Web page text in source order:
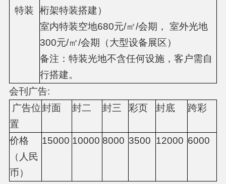
特装
桁架特装搭建）
室内特装空地680元/㎡/会期， 室外光地
300元/㎡/会期（大型设备展区）
备注：特装光地不含任何设施，客户需自
行搭建。
会刊广告:
广告位
置
封面 封二 封三 彩页 封底 跨彩
价格
（人民
币）
15000 10000 8000 3500 12000 6000